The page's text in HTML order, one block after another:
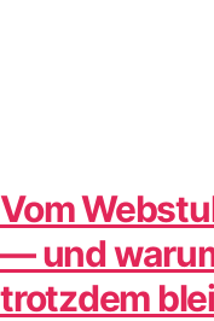
Vom
— und
trotzdem